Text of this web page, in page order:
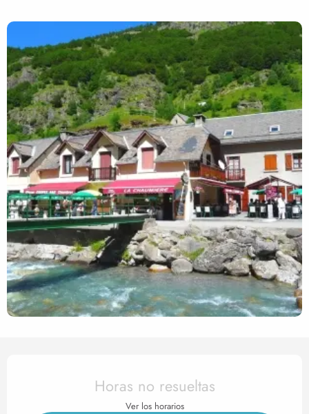
Horarios y datos de
Horas no resueltas
Ver los horarios